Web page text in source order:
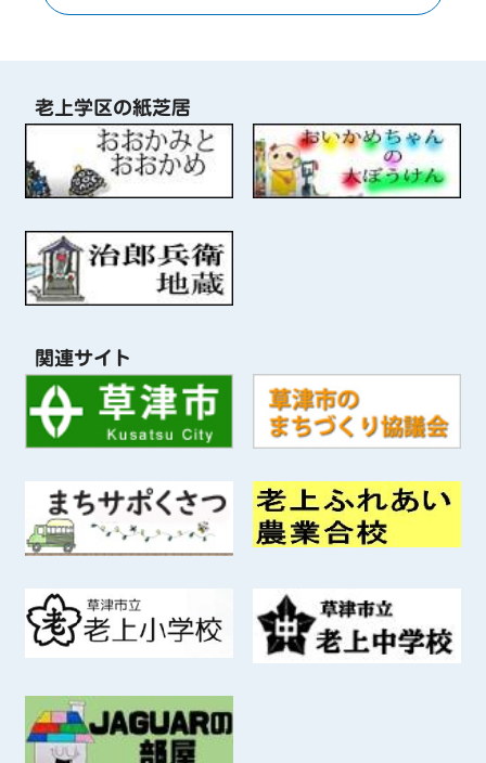
老上学区の紙芝居
関連サイト